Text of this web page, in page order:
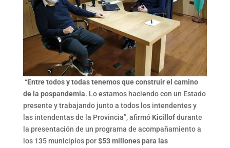
“Entre todos y todas tenemos que construir el camino
de la pospandemia. Lo estamos haciendo con un Estado
presente y trabajando junto a todos los intendentes y
las intendentas de la Provincia”, afirmó Kicillofdurante
la presentación de un programa de acompañamiento a
los 135 municipios por$53 millones para las